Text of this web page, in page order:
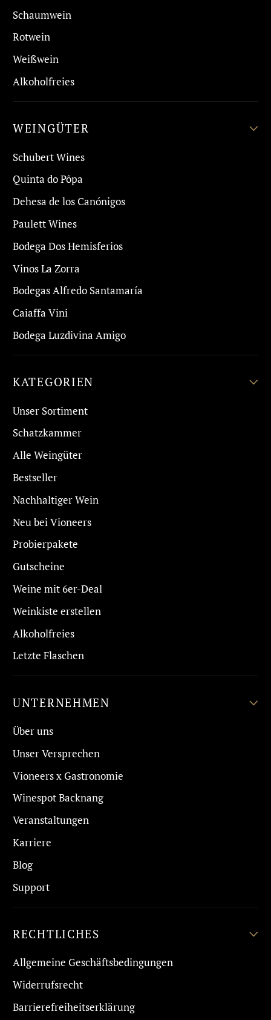
Schaumwein
Rotwein
Weißwein
Alkoholfreies
WEINGÜTER
Schubert Wines
Quinta do Pôpa
Dehesa de los Canónigos
Paulett Wines
Bodega Dos Hemisferios
Vinos La Zorra
Bodegas Alfredo Santamaría
Caiaffa Vini
Bodega Luzdivina Amigo
KATEGORIEN
Unser Sortiment
Schatzkammer
Alle Weingüter
Bestseller
Nachhaltiger Wein
Neu bei Vioneers
Probierpakete
Gutscheine
Weine mit 6er-Deal
Weinkiste erstellen
Alkoholfreies
Letzte Flaschen
UNTERNEHMEN
Über uns
Unser Versprechen
Vioneers x Gastronomie
Winespot Backnang
Veranstaltungen
Karriere
Blog
Support
RECHTLICHES
Allgemeine Geschäftsbedingungen
Widerrufsrecht
Barrierefreiheitserklärung